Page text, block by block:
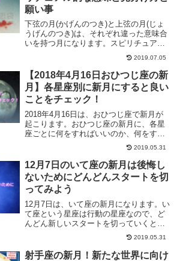
願い事
下弦の月(かげんのつき)と上弦の月(じょ
うげんのつき)は、それぞれ違った意味合
いを持つ月になります。スピリチュアル
的な意味と見分け方、またお願い事につ
いてご紹介します。スピリチュアル的な
下弦の月と上弦の月の時の過ごし方と
は？
2019.07.05
【2018年4月16日おひつじ座の新
月】各星座別に新月にすると良い
ことをチェック！
2018年4月16日は、おひつじ座で新月が
起こります。おひつじ座の新月に、各星
座ごとに何をすればいいのか、何をする
のがオススメの時なのかについてご紹介
していきます。あなたの星座では、おひ
つじ座の新月はどんな新月になるでしょ
うか？
2019.05.31
12月7日のいて座の新月は後悔し
ないためにどんどんスタートを切
ってみよう
12月7日は、いて座の新月になります。い
て座という星座は行動の星座なので、ど
んどん新しいスタートを切っていくと良
い時になります。いて座の新月にすると
2019.05.31
射手座の新月！新たな世界に向け